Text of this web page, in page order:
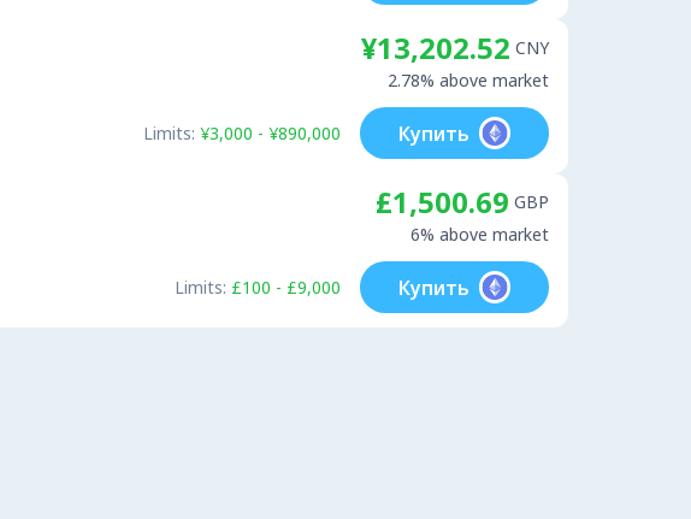
¥13,202.52 CNY
2.78% above market
Limits: ¥3,000 - ¥890,000 Купить
£1,500.69 GBP
6% above market
Limits: £100 - £9,000 Купить